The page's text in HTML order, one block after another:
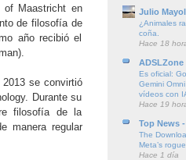
of Maastricht en
de filosofía de
año recibió el
se convirtió
Durante su
filosofía de la
manera regular
Julio Mayol
¿Animales
coña.
Hace 18
ADSLZone
Es oficial:
Gemini
vídeos con
Hace 19
Top News
The
Meta’s
Hace 1 día